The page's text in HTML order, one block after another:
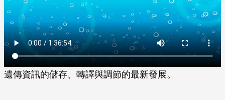
遺傳資訊的儲存、轉譯與調節的最新發展。